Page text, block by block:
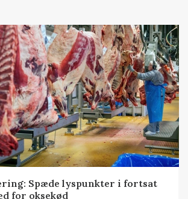
Spæde lyspunkter i fortsat
for oksekød